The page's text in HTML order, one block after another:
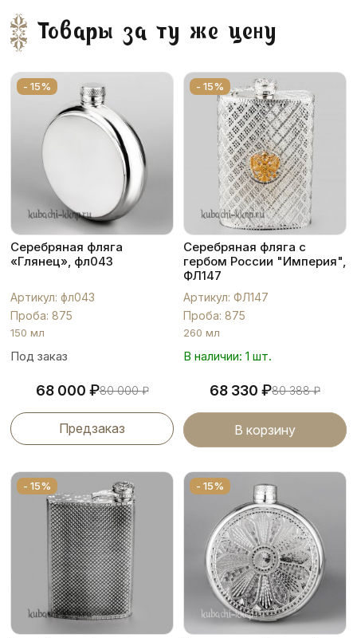
Товары за ту же цену
- 15%
Серебряная фляга
«Глянец», фл043
Артикул: фл043
Проба: 875
150 мл
Под заказ
68 000 ₽80 000₽
Предзаказ
- 15%
Серебряная фляга с
гербом России "Империя",
ФЛ147
Артикул: ФЛ147
Проба: 875
260 мл
В наличии: 1 шт.
68 330 ₽80 388₽
В корзину
- 15% - 15%